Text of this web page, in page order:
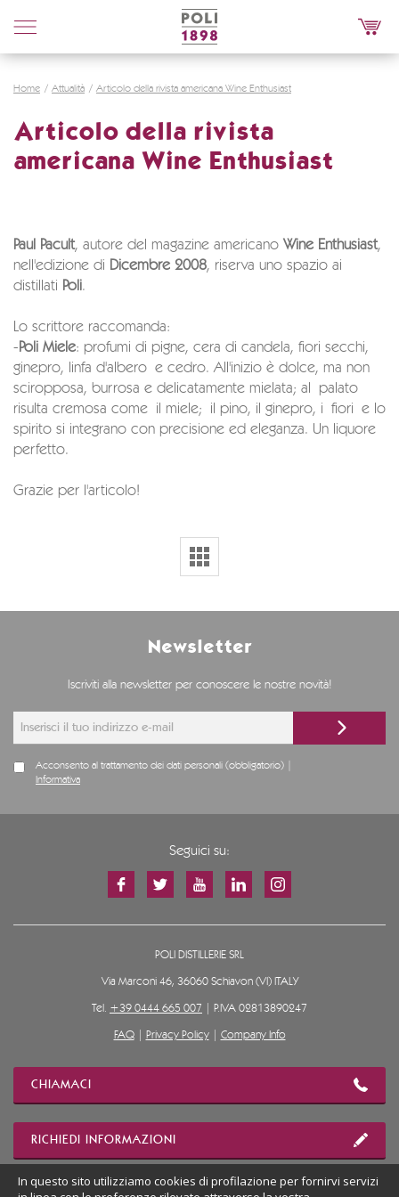
Poli
Distillerie
Home Attualità Articolo della rivista americana Wine Enthusiast
Articolo della rivista
americana Wine Enthusiast
Paul Pacult, autore del magazine americano Wine Enthusiast,
nell'edizione di Dicembre 2008, riserva uno spazio ai
distillati Poli.
Lo scrittore raccomanda:
-Poli Miele: profumi di pigne, cera di candela, fiori secchi,
ginepro, linfa d'albero e cedro. All'inizio è dolce, ma non
sciropposa, burrosa e delicatamente mielata; al palato
risulta cremosa come il miele; il pino, il ginepro, i fiori e lo
spirito si integrano con precisione ed eleganza. Un liquore
perfetto.
Grazie per l'articolo!
Newsletter
Iscriviti alla newsletter per conoscere le nostre novità!
Acconsento al trattamento dei dati personali (obbligatorio) |
Informativa
Seguici su:
POLI DISTILLERIE SRL
Via Marconi 46, 36060 Schiavon (VI) ITALY
Tel. +39 0444 665 007 | P.IVA 02813890247
FAQ| Privacy Policy| Company Info
CHIAMACI
RICHIEDI INFORMAZIONI
In questo sito utilizziamo cookies di profilazione per fornirvi servizi